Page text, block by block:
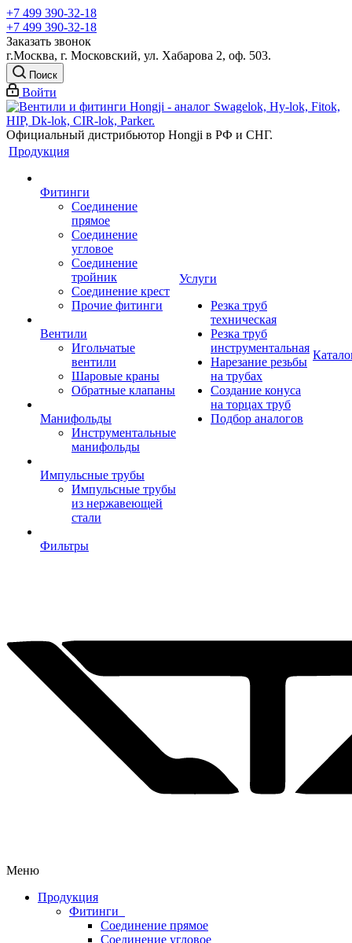
+7 499 390-32-18
+7 499 390-32-18
Заказать звонок
г.Москва, г. Московский, ул. Хабарова 2, оф. 503.
Поиск
Войти
Официальный дистрибьютор Hongji в РФ и СНГ.
Продукция
Фитинги
Соединение
прямое
Соединение
угловое
Соединение
тройник
Соединение крест
Прочие фитинги
Вентили
Игольчатые
вентили
Шаровые краны
Обратные клапаны
Манифольды
Инструментальные
манифольды
Импульсные трубы
Импульсные трубы
из нержавеющей
стали
Фильтры
Услуги
Резка труб
техническая
Резка труб
инструментальная
Нарезание резьбы
на трубах
Создание конуса
на торцах труб
Подбор аналогов
Меню
Продукция
Фитинги
Соединение прямое
Соединение угловое